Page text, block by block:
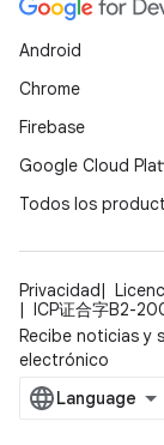
Android
Chrome
Firebase
Google Cloud
Todos los
Privacidad
ICP证合字B2-
Recibe noticias y
electrónico